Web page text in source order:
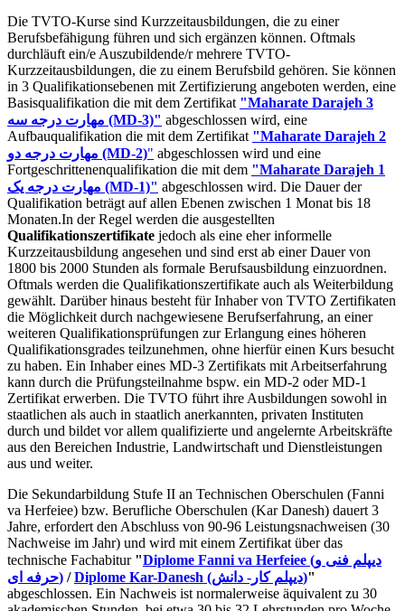
Die TVTO-Kurse sind Kurzzeitausbildungen, die zu einer
Berufsbefähigung führen und sich ergänzen können. Oftmals
durchläuft ein/e Auszubildende/r mehrere TVTO-
Kurzzeitausbildungen, die zu einem Berufsbild gehören. Sie können
in 3 Qualifikationsebenen mit Zertifizierung angeboten werden, eine
Basisqualifikation die mit dem Zertifikat "Maharate Darajeh 3
مهارت درجه سه (MD-3)" abgeschlossen wird, eine
Aufbauqualifikation die mit dem Zertifikat "Maharate Darajeh 2
مهارت درجه دو (MD-2)" abgeschlossen wird und eine
Fortgeschrittenenqualifikation die mit dem "Maharate Darajeh 1
مهارت درجه یک (MD-1)" abgeschlossen wird. Die Dauer der
Qualifikation beträgt auf allen Ebenen zwischen 1 Monat bis 18
Monaten.In der Regel werden die ausgestellten
Qualifikationszertifikate jedoch als eine eher informelle
Kurzzeitausbildung angesehen und sind erst ab einer Dauer von
1800 bis 2000 Stunden als formale Berufsausbildung einzuordnen.
Oftmals werden die Qualifikationszertifikate auch als Weiterbildung
gewählt. Darüber hinaus besteht für Inhaber von TVTO Zertifikaten
die Möglichkeit durch nachgewiesene Berufserfahrung, an einer
weiteren Qualifikationsprüfungen zur Erlangung eines höheren
Qualifikationsgrades teilzunehmen, ohne hierfür einen Kurs besucht
zu haben. Ein Inhaber eines MD-3 Zertifikats mit Arbeitserfahrung
kann durch die Prüfungsteilnahme bspw. ein MD-2 oder MD-1
Zertifikat erwerben. Die TVTO führt ihre Ausbildungen sowohl in
staatlichen als auch in staatlich anerkannten, privaten Instituten
durch und bildet vor allem qualifizierte und angelernte Arbeitskräfte
aus den Bereichen Industrie, Landwirtschaft und Dienstleistungen
aus und weiter.
Die Sekundarbildung Stufe II an Technischen Oberschulen (Fanni
va Herfeiee) bzw. Berufliche Oberschulen (Kar Danesh) dauert 3
Jahre, erfordert den Abschluss von 90-96 Leistungsnachweisen (30
Nachweise im Jahr) und wird mit einem Zertifikat über das
technische Fachabitur"Diplome Fanni va Herfeiee (دیپلم فنی و
حرفه ای) / Diplome Kar-Danesh (دیپلم کار- دانش)"
abgeschlossen. Ein Nachweis ist normalerweise äquivalent zu 30